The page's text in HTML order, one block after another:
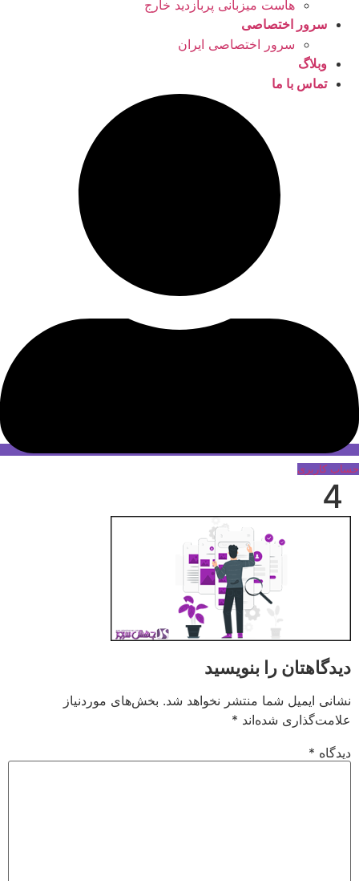
هاست میزبانی پربازدید خارج
سرور اختصاصی
سرور اختصاصی ایران
وبلاگ
تماس با ما
حساب کاربری
4
دیدگاهتان را بنویسید
نشانی ایمیل شما منتشر نخواهد شد. بخش‌های موردنیاز
علامت‌گذاری شده‌اند *
دیدگاه *